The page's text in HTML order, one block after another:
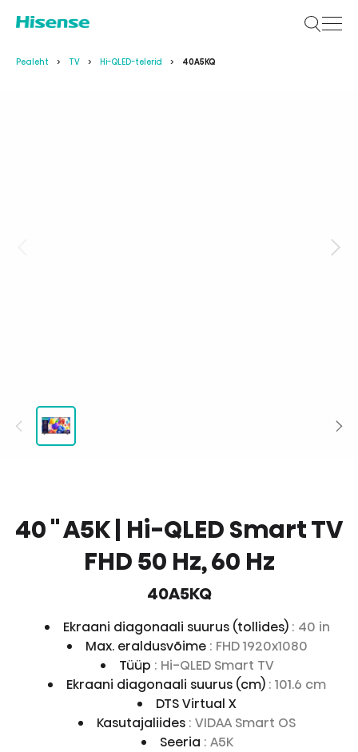
Pealeht TV Hi-QLED-telerid 40A5KQ
40 '' A5K | Hi-QLED Smart TV
FHD 50 Hz, 60 Hz
40A5KQ
Ekraani diagonaali suurus (tollides) : 40 in
Max. eraldusvõime : FHD 1920x1080
Tüüp : Hi-QLED Smart TV
Ekraani diagonaali suurus (cm) : 101.6 cm
DTS Virtual X
Kasutajaliides : VIDAA Smart OS
Seeria : A5K